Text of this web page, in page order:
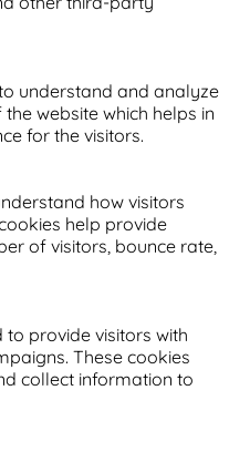
understand and analyze
website which helps in
for the visitors.
how visitors
help provide
of visitors, bounce rate,
provide visitors with
These cookies
collect information to